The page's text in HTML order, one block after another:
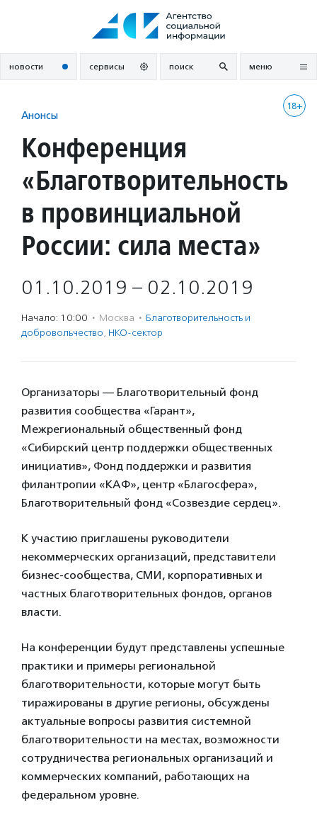
новости сервисы поиск меню
18+
Анонсы
Конференция
«Благотворительность
в провинциальной
России: сила места»
01.10.2019 – 02.10.2019
Начало: 10:00 · Москва · Благотвори­тель­ность и
доброволь­чест­во, НКО-сектор
Организаторы — Благотворительный фонд
развития сообщества «Гарант»,
Межрегиональный общественный фонд
«Сибирский центр поддержки общественных
инициатив», Фонд поддержки и развития
филантропии «КАФ», центр «Благосфера»,
Благотворительный фонд «Созвездие сердец».
К участию приглашены руководители
некоммерческих организаций, представители
бизнес-сообщества, СМИ, корпоративных и
частных благотворительных фондов, органов
власти.
На конференции будут представлены успешные
практики и примеры региональной
благотворительности, которые могут быть
тиражированы в другие регионы, обсуждены
актуальные вопросы развития системной
благотворительности на местах, возможности
сотрудничества региональных организаций и
коммерческих компаний, работающих на
федеральном уровне.